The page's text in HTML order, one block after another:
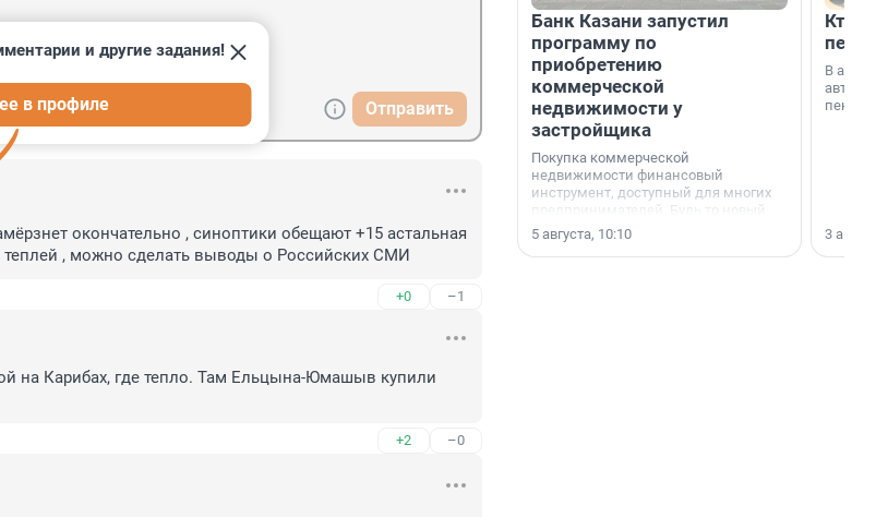
Отправить
и другие задания!
в профиле
окончательно , синоптики обещают +15 астальная
теплей , можно сделать выводы о Российских СМИ
+0 –1
на Карибах, где тепло. Там Ельцына-Юмашыв купили
+2 –0
Банк Казани запустил
программу по
приобретению
коммерческой
недвижимости у
застройщика
Покупка коммерческой
недвижимости финансовый
инструмент, доступный для многих
предпринимателей. Будь то новый
офис, склад, торговое помещение
или готовый арендный бизнес —
успех сделки зависит от правильного
5 августа, 10:10
Кто
В
пенсии.
3